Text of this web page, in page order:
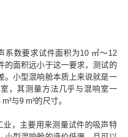
系数要求试件面积为10 ㎡～12
的面积远小于这一要求，测试的
。小型混响舱本质上来说就是一
，其测量方法几乎与混响室一
与9 m³的尺寸。
业，主要用来测量试件的吸声特